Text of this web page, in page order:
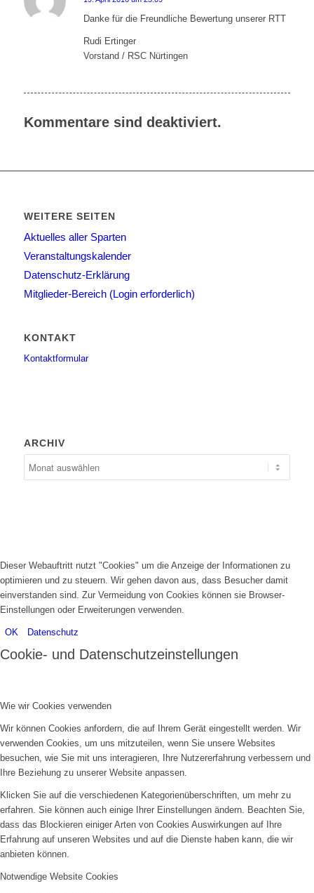
sagte:
Danke für die Freundliche Bewertung unserer RTT
Rudi Ertinger
Vorstand / RSC Nürtingen
Kommentare sind deaktiviert.
WEITERE SEITEN
Aktuelles aller Sparten
Veranstaltungskalender
Datenschutz-Erklärung
Mitglieder-Bereich (Login erforderlich)
KONTAKT
Kontaktformular
ARCHIV
Dieser Webauftritt nutzt "Cookies" um die Anzeige der Informationen zu
optimieren und zu steuern. Wir gehen davon aus, dass Besucher damit
einverstanden sind. Zur Vermeidung von Cookies können sie Browser-
Einstellungen oder Erweiterungen verwenden.
OK Datenschutz
Cookie- und Datenschutzeinstellungen
Wie wir Cookies verwenden
Wir können Cookies anfordern, die auf Ihrem Gerät eingestellt werden. Wir
verwenden Cookies, um uns mitzuteilen, wenn Sie unsere Websites
besuchen, wie Sie mit uns interagieren, Ihre Nutzererfahrung verbessern und
Ihre Beziehung zu unserer Website anpassen.
Klicken Sie auf die verschiedenen Kategorienüberschriften, um mehr zu
erfahren. Sie können auch einige Ihrer Einstellungen ändern. Beachten Sie,
dass das Blockieren einiger Arten von Cookies Auswirkungen auf Ihre
Erfahrung auf unseren Websites und auf die Dienste haben kann, die wir
anbieten können.
Notwendige Website Cookies